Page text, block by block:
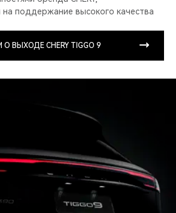
поддержание высокого качества
ВЫХОДЕ CHERY TIGGO 9